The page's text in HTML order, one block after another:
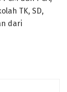
TK, SD,
dari